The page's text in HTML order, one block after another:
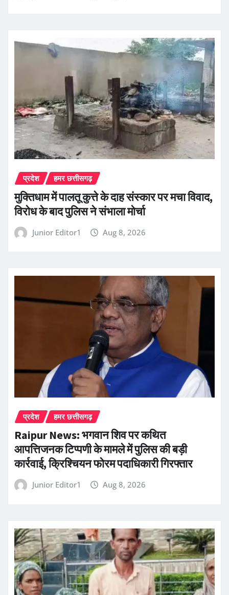
प्रदेश हमर छत्तीसगढ़
मुक्तिधाम में पालतू कुत्ते के दाह संस्कार पर मचा विवाद,
विरोध के बाद पुलिस ने संभाला मोर्चा
Junior Editor1 Aug 8, 2026
प्रदेश हमर छत्तीसगढ़
Raipur News: भगवान शिव पर कथित
आपत्तिजनक टिप्पणी के मामले में पुलिस की बड़ी
कार्रवाई, क्रिश्चियन फोरम पदाधिकारी गिरफ्तार
Junior Editor1 Aug 8, 2026